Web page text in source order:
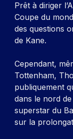
Prêt à diriger
Coupe du
des questions
de Kane.
Cependant,
Tottenham,
publiquement
dans le nord
superstar du
sur la